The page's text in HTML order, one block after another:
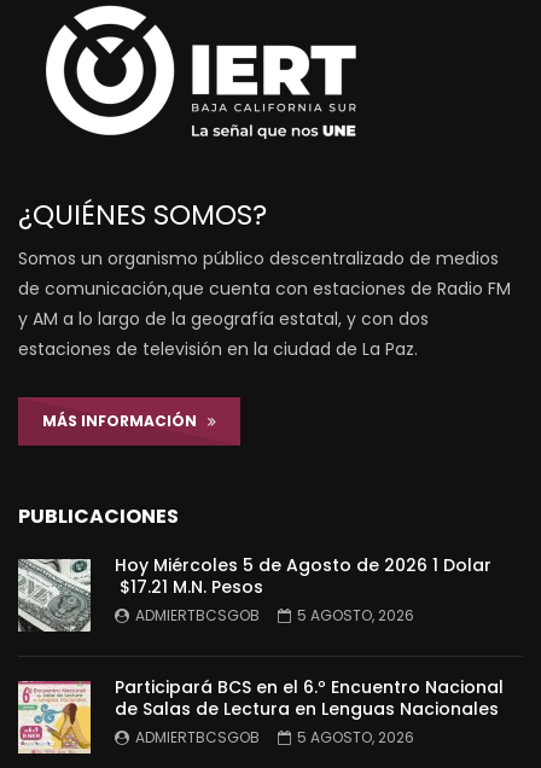
¿QUIÉNES SOMOS?
Somos un organismo público descentralizado de medios
de comunicación,que cuenta con estaciones de Radio FM
y AM a lo largo de la geografía estatal, y con dos
estaciones de televisión en la ciudad de La Paz.
MÁS INFORMACIÓN
PUBLICACIONES
Hoy Miércoles 5 de Agosto de 2026 1 Dolar
$17.21 M.N. Pesos
ADMIERTBCSGOB 5 AGOSTO, 2026
Participará BCS en el 6.º Encuentro Nacional
de Salas de Lectura en Lenguas Nacionales
ADMIERTBCSGOB 5 AGOSTO, 2026